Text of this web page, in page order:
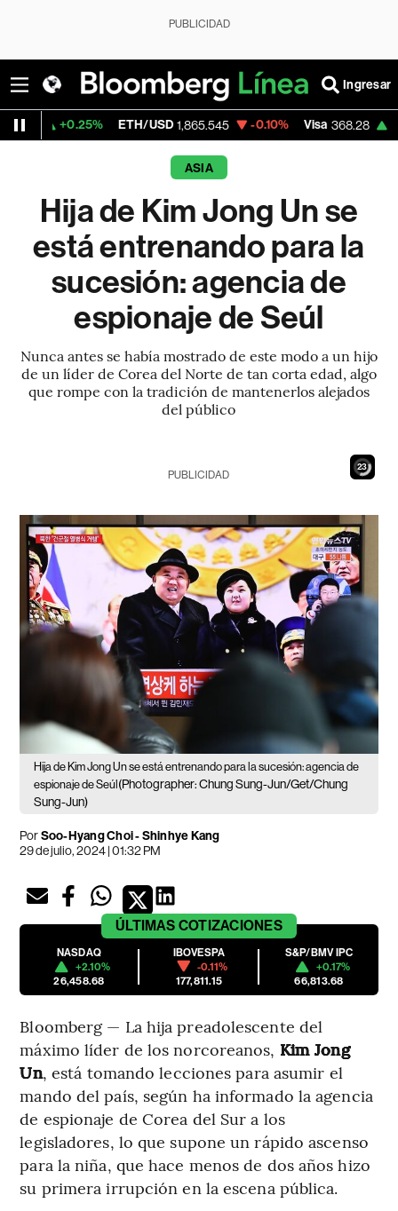
PUBLICIDAD
Ingresar
ETH/USD 1,865.545 -0.10% Visa 368.28 +0.71%
ASIA
Hija de Kim Jong Un se
está entrenando para la
sucesión: agencia de
espionaje de Seúl
Nunca antes se había mostrado de este modo a un hijo
de un líder de Corea del Norte de tan corta edad, algo
que rompe con la tradición de mantenerlos alejados
del público
21
PUBLICIDAD
Hija de Kim Jong Un se está entrenando para la sucesión: agencia de
espionaje de Seúl (Photographer: Chung Sung-Jun/Get/Chung
Sung-Jun)
PorSoo-Hyang Choi - Shinhye Kang
29 de julio, 2024 | 01:32 PM
ÚLTIMAS COTIZACIONES
NASDAQ
+2.10%
26,458.68
IBOVESPA
-0.11%
177,811.15
S&P/BMV IPC
+0.17%
66,813.68
Bloomberg — La hija preadolescente del
máximo líder de los norcoreanos, Kim Jong
Un, está tomando lecciones para asumir el
mando del país, según ha informado la agencia
de espionaje de Corea del Sur a los
legisladores, lo que supone un rápido ascenso
para la niña, que hace menos de dos años hizo
su primera irrupción en la escena pública.